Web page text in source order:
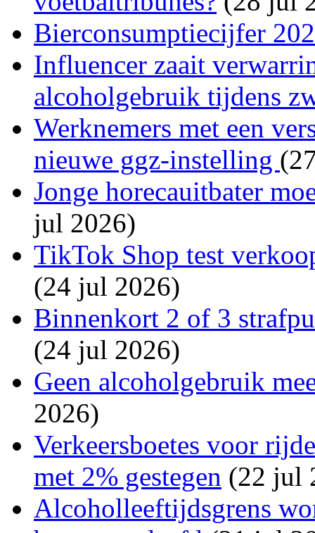
Bierconsumptiecijfer
Influencer zaait
alcoholgebruik tijdens
Werknemers met een
nieuwe ggz-instelling
Jonge horecauitbater
jul 2026)
TikTok Shop test
(24 jul 2026)
Binnenkort 2 of 3
(24 jul 2026)
Geen alcoholgebruik
2026)
Verkeersboetes voor
met 2% gestegen (22 jul
Alcoholleeftijdsgrens